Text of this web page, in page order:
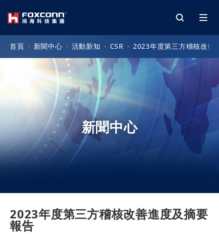
新聞中心
首頁 新聞中心 活動新知 CSR 2023年度第三方稽核改善
2023年度第三方稽核改善進度及摘要
報告